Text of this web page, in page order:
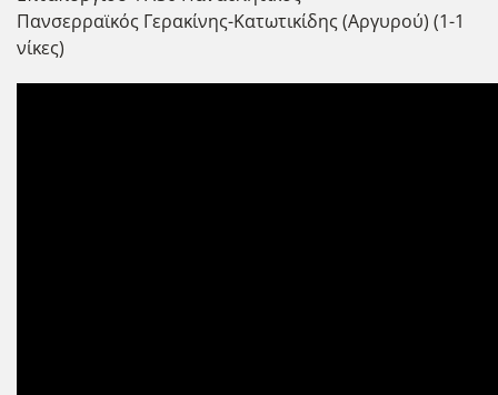
Πανσερραϊκός Γερακίνης-Κατωτικίδης (Αργυρού) (1-1
νίκες)